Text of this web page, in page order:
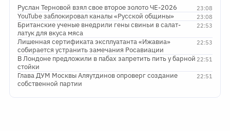
23:08
Руслан Терновой взял свое второе золото ЧЕ-2026
23:08
YouTube заблокировал каналы «Русской общины»
22:53
Британские ученые внедрили гены свиньи в салат-
латук для вкуса мяса
22:53
Лишенная сертификата эксплуатанта «Ижавиа»
собирается устранить замечания Росавиации
22:51
В Лондоне предложили в пабах запретить пить у барной
стойки
22:51
Глава ДУМ Москвы Аляутдинов опроверг создание
собственной партии